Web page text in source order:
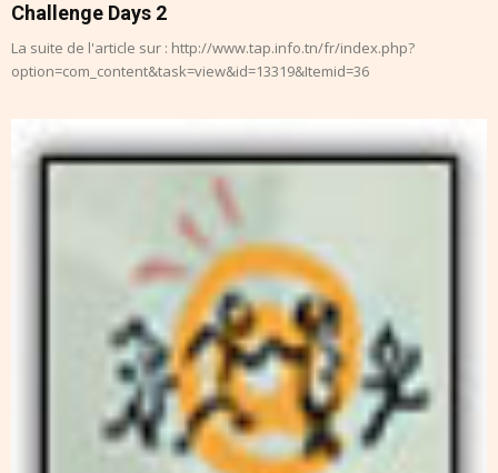
Challenge Days 2
La suite de l'article sur : http://www.tap.info.tn/fr/index.php?
option=com_content&task=view&id=13319&Itemid=36